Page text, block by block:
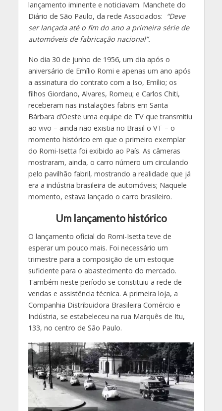
lançamento iminente e noticiavam. Manchete do
Diário de São Paulo, da rede Associados: “Deve
ser lançada até o fim do ano a primeira série de
automóveis de fabricação nacional”.
No dia 30 de junho de 1956, um dia após o
aniversário de Emílio Romi e apenas um ano após
a assinatura do contrato com a Iso, Emílio; os
filhos Giordano, Alvares, Romeu; e Carlos Chiti,
receberam nas instalações fabris em Santa
Bárbara d’Oeste uma equipe de TV que transmitiu
ao vivo – ainda não existia no Brasil o VT – o
momento histórico em que o primeiro exemplar
do Romi-Isetta foi exibido ao País. As câmeras
mostraram, ainda, o carro número um circulando
pelo pavilhão fabril, mostrando a realidade que já
era a indústria brasileira de automóveis; Naquele
momento, estava lançado o carro brasileiro.
Um lançamento histórico
O lançamento oficial do Romi-Isetta teve de
esperar um pouco mais. Foi necessário um
trimestre para a composição de um estoque
suficiente para o abastecimento do mercado.
Também neste período se constituiu a rede de
vendas e assistência técnica. A primeira loja, a
Companhia Distribuidora Brasileira Comércio e
Indústria, se estabeleceu na rua Marquês de Itu,
133, no centro de São Paulo.